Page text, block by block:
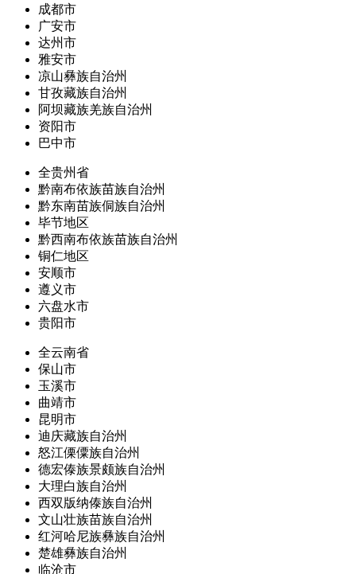
成都市
广安市
达州市
雅安市
凉山彝族自治州
甘孜藏族自治州
阿坝藏族羌族自治州
资阳市
巴中市
全贵州省
黔南布依族苗族自治州
黔东南苗族侗族自治州
毕节地区
黔西南布依族苗族自治州
铜仁地区
安顺市
遵义市
六盘水市
贵阳市
全云南省
保山市
玉溪市
曲靖市
昆明市
迪庆藏族自治州
怒江傈僳族自治州
德宏傣族景颇族自治州
大理白族自治州
西双版纳傣族自治州
文山壮族苗族自治州
红河哈尼族彝族自治州
楚雄彝族自治州
临沧市